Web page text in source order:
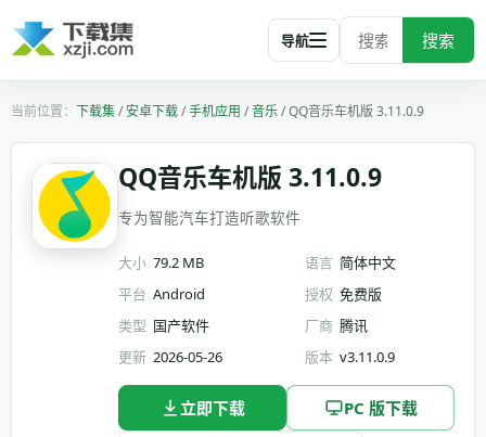
搜索
导航
下载集/安卓下载/手机应用 /音乐/QQ音乐车机版 3.11.0.9
QQ音乐车机版 3.11.0.9
专为智能汽车打造听歌软件
大小 79.2 MB 语言 简体中文
平台 Android 授权 免费版
类型 国产软件 厂商 腾讯
更新 2026-05-26 版本 v3.11.0.9
立即下载 PC 版下载